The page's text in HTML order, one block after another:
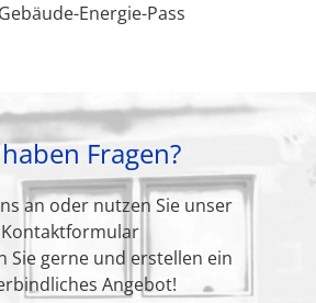
Energie-Pass
Fragen?
an oder nutzen Sie unser
Kontaktformular
Sie gerne und erstellen ein
Angebot!